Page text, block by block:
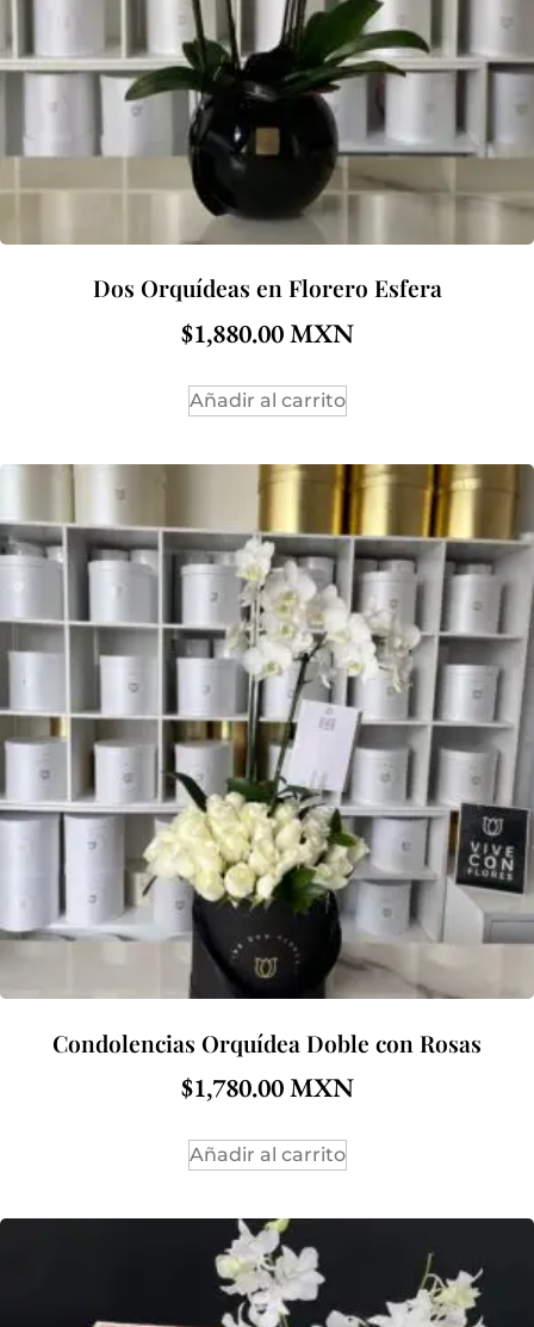
Dos Orquídeas en Florero Esfera
$1,880.00
Añadir al carrito
Condolencias Orquídea Doble con Rosas
$1,780.00
Añadir al carrito